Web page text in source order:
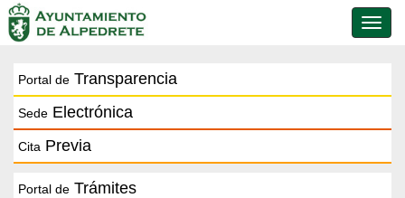
de
Portal de Transparencia
Sede Electrónica
Cita Previa
Portal de Trámites